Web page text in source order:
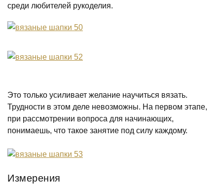
среди любителей рукоделия.
Это только усиливает желание научиться вязать.
Трудности в этом деле невозможны. На первом этапе,
при рассмотрении вопроса для начинающих,
понимаешь, что такое занятие под силу каждому.
Измерения